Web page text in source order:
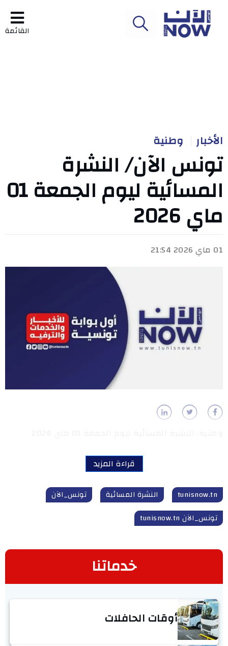
القائمة
الأخبار وطنية
تونس الآن/ النشرة
المسائية ليوم الجمعة 01
ماي 2026
01 ماي 2026 21:54
قراءة المزيد
tunisnow.tn النشرة المسائية
تونس_الآن
تونس_الآن tunisnow.tn
خدماتنا
أوقات الحافلات